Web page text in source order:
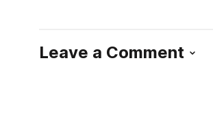
Leave a Comment